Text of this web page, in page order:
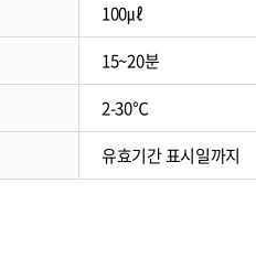
100㎕
15~20분
2-30℃
유효기간 표시일까지